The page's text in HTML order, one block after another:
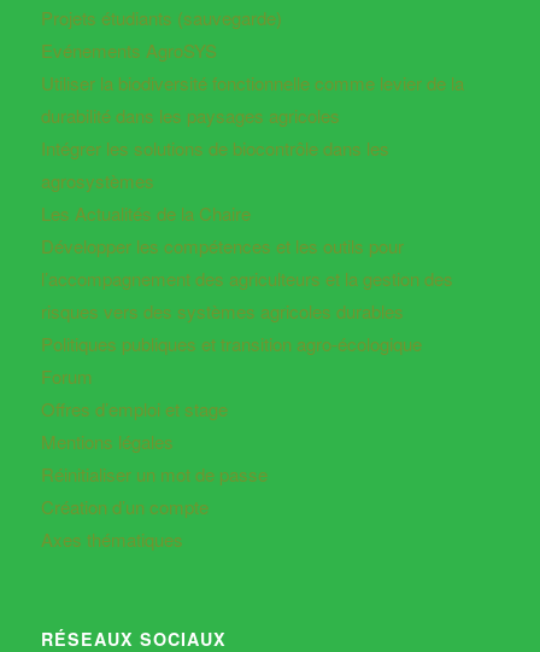
Projets étudiants (sauvegarde)
Evénements AgroSYS
Utiliser la biodiversité fonctionnelle comme levier de la
durabilité dans les paysages agricoles
Intégrer les solutions de biocontrôle dans les
agrosystèmes
Les Actualités de la Chaire
Développer les compétences et les outils pour
l’accompagnement des agriculteurs et la gestion des
risques vers des systèmes agricoles durables
Politiques publiques et transition agro-écologique
Forum
Offres d’emploi et stage
Mentions légales
Réinitialiser un mot de passe
Création d’un compte
Axes thématiques
RÉSEAUX SOCIAUX